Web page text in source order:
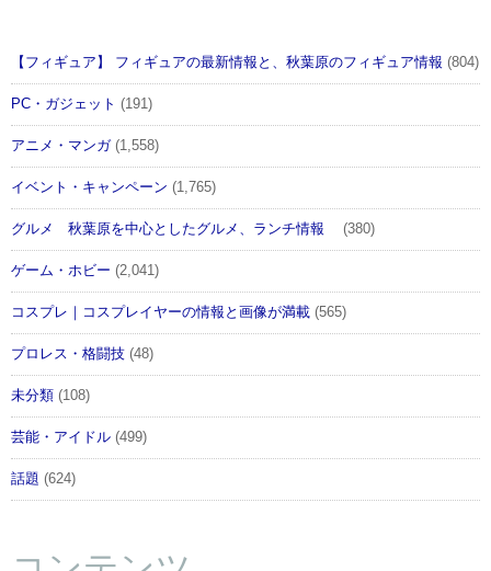
【フィギュア】 フィギュアの最新情報と、秋葉原のフィギュア情報 (804)
PC・ガジェット (191)
アニメ・マンガ(1,558)
イベント・キャンペーン (1,765)
グルメ 秋葉原を中心としたグルメ、ランチ情報 (380)
ゲーム・ホビー (2,041)
コスプレ｜コスプレイヤーの情報と画像が満載 (565)
プロレス・格闘技 (48)
未分類 (108)
芸能・アイドル (499)
話題 (624)